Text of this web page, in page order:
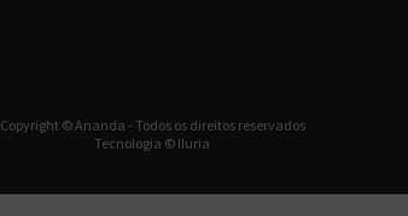
Copyright © Ananda - Todos os direitos reservados
Tecnologia © Iluria